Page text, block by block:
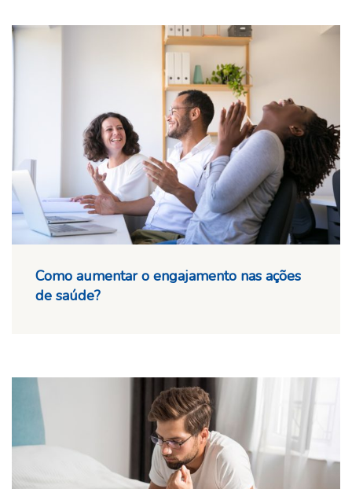
Como aumentar o engajamento nas ações
de saúde?